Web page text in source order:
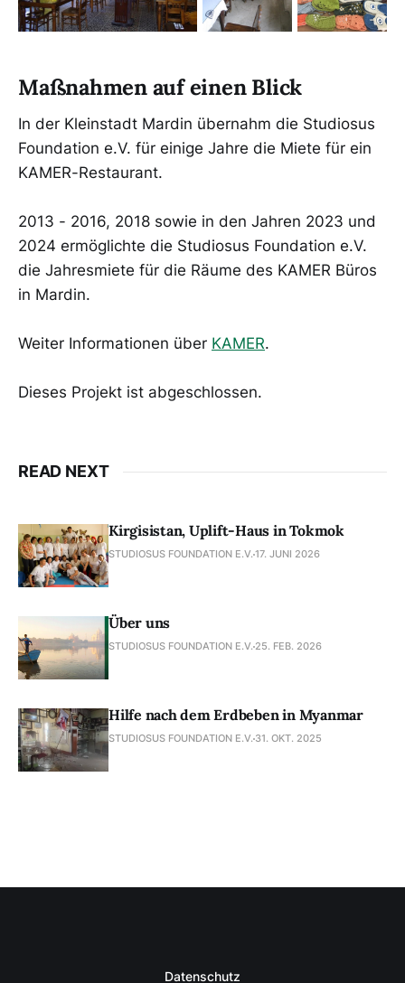
Maßnahmen auf einen Blick
In der Kleinstadt Mardin übernahm die Studiosus
Foundation e.V. für einige Jahre die Miete für ein
KAMER-Restaurant.
2013 - 2016, 2018 sowie in den Jahren 2023 und
2024 ermöglichte die Studiosus Foundation e.V.
die Jahresmiete für die Räume des KAMER Büros
in Mardin.
Weiter Informationen über KAMER.
Dieses Projekt ist abgeschlossen.
READ NEXT
Kirgisistan, Uplift-Haus in Tokmok
STUDIOSUS FOUNDATION E.V. 17. JUNI 2026
Über uns
STUDIOSUS FOUNDATION E.V. 25. FEB. 2026
Hilfe nach dem Erdbeben in Myanmar
STUDIOSUS FOUNDATION E.V. 31. OKT. 2025
Datenschutz